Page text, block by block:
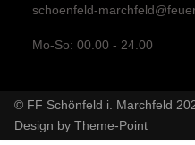
schoenfeld-
Mo-So: 00.00 - 24.00
© FF Schönfeld i. Marchfeld
Design byTheme-Point